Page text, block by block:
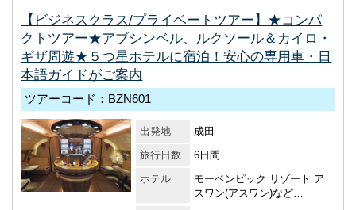
【ビジネスクラス/プライベートツアー】★コンパ
クトツアー★アブシンベル、ルクソール＆カイロ・
ギザ周遊★５つ星ホテルに宿泊！安心の専用車・日
本語ガイドがご案内
ツアーコード：BZN601
出発地
成田
旅行日数
6日間
ホテル
モーベンピック リゾート ア
スワン(アスワン)など…